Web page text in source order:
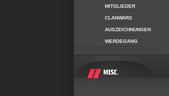
MITGLIEDER
CLANWARS
AUSZEICHNUNGEN
WERDEGANG